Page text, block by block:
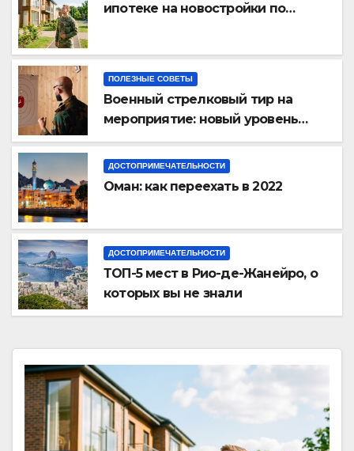
ипотеке на новостройки по
ПОЛЕЗНЫЕ СОВЕТЫ
Военный стрелковый тир на
мероприятие: новый уровень
праздника и командного духа
ДОСТОПРИМЕЧАТЕЛЬНОСТИ
Оман: как переехать в 2022
ДОСТОПРИМЕЧАТЕЛЬНОСТИ
ТОП-5 мест в Рио-де-Жанейро, о
которых вы не знали